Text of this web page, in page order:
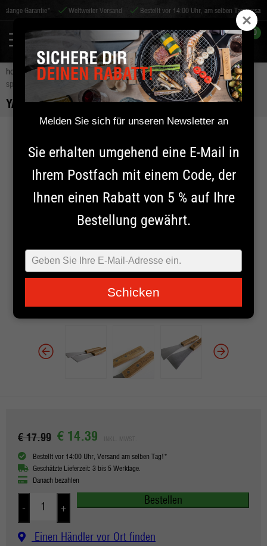
Weltweiter Versand Bestellt vor 14:00 Uhr, am selben Tag versandt!
0
home zubehör bbq-zubehör teppanyaki-platte
yakiniku bbq-
spachtel-set (2 stück)
YAKINIKU BBQ-SPACHTEL-SET (2 STÜCK)
20% OFF
€ 17.99 € 14.39
Bestellt vor 14:00 Uhr, Versand am selben Tag!*
Geschätzte Lieferzeit: 3 bis 5 Werktage.
Danach bezahlen
- +
Bestellen
Einen Händler vor Ort finden
Melden Sie sich für unseren Newsletter an
Sie erhalten umgehend eine E-Mail in
Ihrem Postfach mit einem Code, der
Ihnen einen Rabatt von 5 % auf Ihre
Bestellung gewährt.
Typ
je
in
Schicken